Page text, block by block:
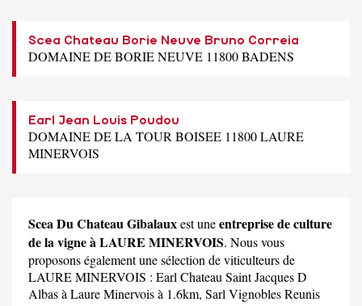
Scea Chateau Borie Neuve Bruno Correia
DOMAINE DE BORIE NEUVE 11800 BADENS
Earl Jean Louis Poudou
DOMAINE DE LA TOUR BOISEE 11800 LAURE
MINERVOIS
Scea Du Chateau Gibalauxest uneentreprise de culture
de la vigne à LAURE MINERVOIS. Nous vous
proposons également une sélection de viticulteurs de
LAURE MINERVOIS : Earl Chateau Saint Jacques D
Albasà Laure Minervois à 1.6km, Sarl Vignobles Reunis